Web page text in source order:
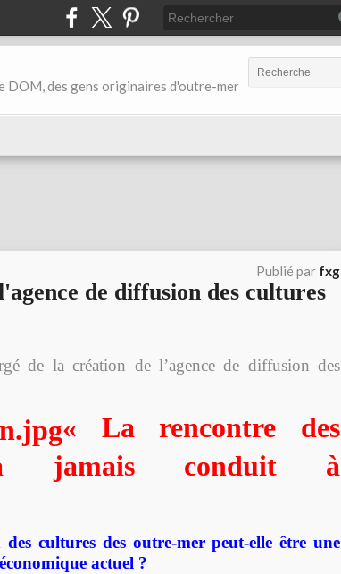
DOM, des gens originaires d'outre-mer
Publié par fxg
de diffusion des cultures
de la création de l’agence de diffusion des
« La rencontre des
jamais conduit à
cultures des outre-mer peut-elle être une
actuel ?